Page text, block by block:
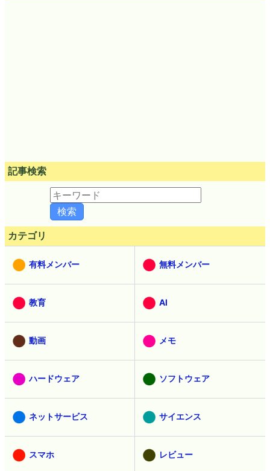
記事検索
カテゴリ
有料メンバー 無料メンバー
教育 AI
動画 メモ
ハードウェア ソフトウェア
ネットサービス サイエンス
スマホ レビュー